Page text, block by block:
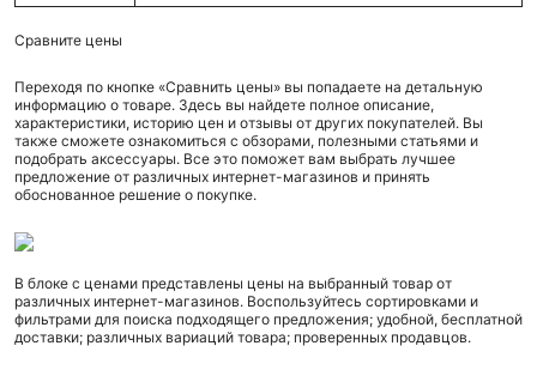
Сравните цены
Переходя по кнопке «Сравнить цены» вы попадаете на детальную
информацию о товаре. Здесь вы найдете полное описание,
характеристики, историю цен и отзывы от других покупателей. Вы
также сможете ознакомиться с обзорами, полезными статьями и
подобрать аксессуары. Все это поможет вам выбрать лучшее
предложение от различных интернет-магазинов и принять
обоснованное решение о покупке.
В блоке с ценами представлены цены на выбранный товар от
различных интернет-магазинов. Воспользуйтесь сортировками и
фильтрами для поиска подходящего предложения; удобной, бесплатной
доставки; различных вариаций товара; проверенных продавцов.